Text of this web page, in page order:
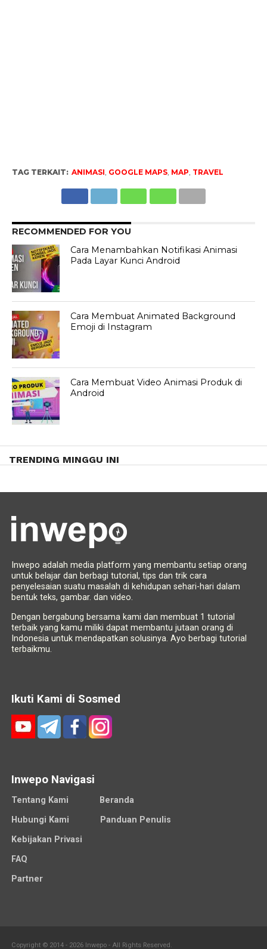
TAG TERKAIT: ANIMASI GOOGLE MAPS, MAP TRAVEL
RECOMMENDED FOR YOU
Cara Menambahkan Notifikasi Animasi
Pada Layar Kunci Android
Cara Membuat Animated Background
Emoji di Instagram
Cara Membuat Video Animasi Produk di
Android
TRENDING MINGGU INI
Inwepo adalah media platform yang membantu setiap orang
untuk belajar dan berbagi tutorial, tips dan trik cara
penyelesaian suatu masalah di kehidupan sehari-hari dalam
bentuk teks, gambar. dan video.
Dengan bergabung bersama kami dan membuat 1 tutorial
terbaik yang kamu miliki dapat membantu jutaan orang di
Indonesia untuk mendapatkan solusinya. Ayo berbagi tutorial
terbaikmu.
Ikuti Kami di Sosmed
Inwepo Navigasi
Tentang Kami
Beranda
Hubungi Kami
Panduan Penulis
Kebijakan Privasi
FAQ
Partner
Copyright © 2014 - 2026 Inwepo - All Rights Reserved.